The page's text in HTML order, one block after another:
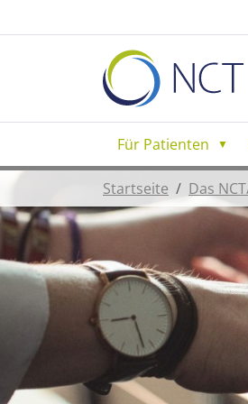
Für Patienten
Startseite
Das